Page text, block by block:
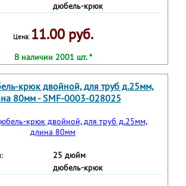
дюбель-крюк
Цена: 11.00 руб.
В наличии 2001 шт. *
крюк двойной, для труб д.25мм,
80мм - SMF-0003-028025
25 дюйм
дюбель-крюк